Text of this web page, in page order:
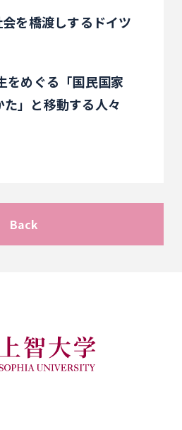
を橋渡しするドイツ
をめぐる「国民国家
」と移動する人々
Back